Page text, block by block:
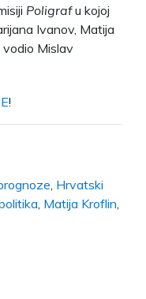
Poligrafu kojoj
Ivanov, Matija
vodio Mislav
!
Hrvatski
Matija Kroflin